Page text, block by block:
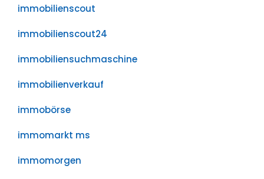
immobilienscout
immobilienscout24
immobiliensuchmaschine
immobilienverkauf
immobörse
immomarkt ms
immomorgen